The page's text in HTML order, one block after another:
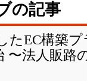
の記事
たEC構築
〜法人販